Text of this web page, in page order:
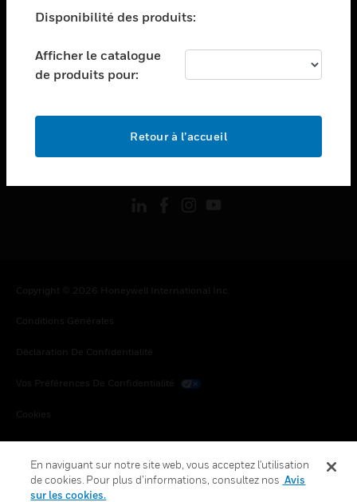
toggle view
toggle view
NOUS CONTACTER
MENTIONS LÉGALES
Copyright © 2026 Honeywell International Inc.
Conditions Générales
Déclaration De Confidentialité
Vos Préférences De Confidentialité
Cookies
Désabonnement Global
Disponibilité des produits:
Afficher le catalogue
de produits pour:
Retour à l’accueil
En naviguant sur notre site web, vous acceptez l'utilisation
de cookies. Pour plus d’informations, consultez nos Avis
sur les cookies.